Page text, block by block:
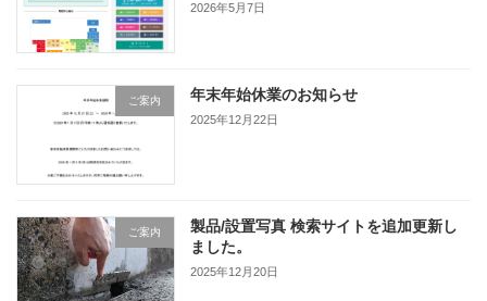
2026年5月7日
ご案内 年末年始休業のお知らせ
2025年12月22日
ご案内
製品/設置写真 検索サイトを追加更新し
ました。
2025年12月20日